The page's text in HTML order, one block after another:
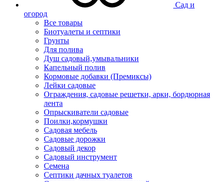
Сад и
огород
Все товары
Биотуалеты и септики
Грунты
Для полива
Душ садовый,умывальники
Капельный полив
Кормовые добавки (Премиксы)
Лейки садовые
Ограждения, садовые решетки, арки, бордюрная
лента
Опрыскиватели садовые
Поилки,кормушки
Садовая мебель
Садовые дорожки
Садовый декор
Садовый инструмент
Семена
Септики дачных туалетов